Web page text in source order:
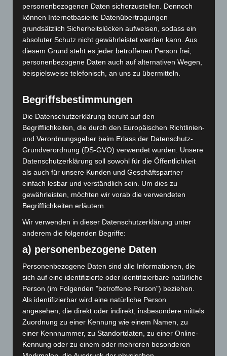
Juni 2022
Mai 2022
Februar 2022
Dezember 2021
November 2021
August 2021
Juni 2021
Mai 2021
Januar 2021
Dezember 2020
Juli 2020
Januar 2020
November 2019
Oktober 2019
personenbezogenen Daten sicherzustellen. Dennoch
können Internetbasierte Datenübertragungen
grundsätzlich Sicherheitslücken aufweisen, sodass ein
absoluter Schutz nicht gewährleistet werden kann. Aus
diesem Grund steht es jeder betroffenen Person frei,
personenbezogene Daten auch auf alternativen Wegen,
beispielsweise telefonisch, an uns zu übermitteln.
Begriffsbestimmungen
Die Datenschutzerklärung beruht auf den
Begrifflichkeiten, die durch den Europäischen Richtlinien-
und Verordnungsgeber beim Erlass der Datenschutz-
Grundverordnung (DS-GVO) verwendet wurden. Unsere
Datenschutzerklärung soll sowohl für die Öffentlichkeit
als auch für unsere Kunden und Geschäftspartner
einfach lesbar und verständlich sein. Um dies zu
gewährleisten, möchten wir vorab die verwendeten
Begrifflichkeiten erläutern.
Wir verwenden in dieser Datenschutzerklärung unter
anderem die folgenden Begriffe:
a) personenbezogene Daten
Personenbezogene Daten sind alle Informationen, die
sich auf eine identifizierte oder identifizierbare natürliche
Person (im Folgenden "betroffene Person") beziehen.
Als identifizierbar wird eine natürliche Person
angesehen, die direkt oder indirekt, insbesondere mittels
Zuordnung zu einer Kennung wie einem Namen, zu
einer Kennnummer, zu Standortdaten, zu einer Online-
Kennung oder zu einem oder mehreren besonderen